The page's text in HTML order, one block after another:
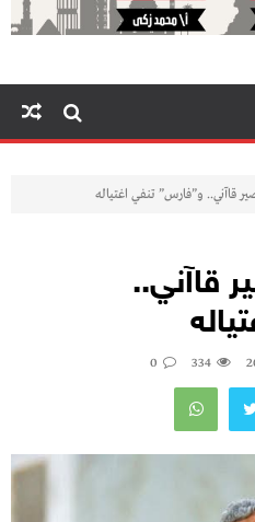
قاآني.. و”فارس” تنفي اغتياله
قاآني..
334
0